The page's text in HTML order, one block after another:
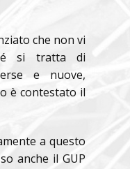
che non vi
si tratta di
e nuove,
è contestato il
a questo
anche il GUP